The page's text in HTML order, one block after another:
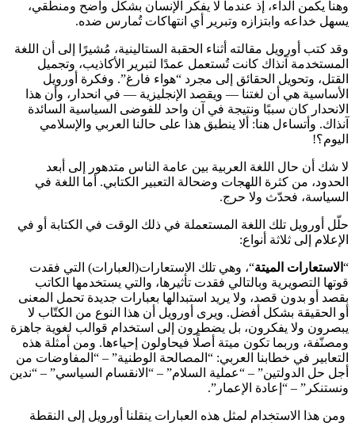
وهنا يكمن الداء، إذ عندما لا يفكر الإنسان بشكل واضح ومنطقي،
يسهل خداعه وابتزازه وتبرير أي انتهاكات تُمارس ضده.
وقد كتب أورويل مقالته أثناء الحقبة الستالينية، مُشيرًا إلى أن اللغة
المستخدمة آنذاك كانت تُستعمل عمدًا لتبرير الأكاذيب، وتجميل
القتل، وتحويل الحقائق إلى مجرد “هواء فارغ”. وفكرة أورويل
الأساسية هي أن لغتنا — ويقصد الإنجليزية — في انحدار، وأن هذا
الانحدار كان سببًا ونتيجة في آن واحد للفوضى السياسية السائدة
آنذاك. وأتساءل هنا: ألا ينطبق هذا على حالنا العربي والإسلامي
اليوم؟!
لا شك أن حال اللغة العربية بين عامة الناس متدهور إلى أبعد
الحدود، من كثرة اللهجات وضحالة التعبير الكتابي. أما اللغة في
السياسة، فحدّث ولا حرج.
حلّل أورويل تلك اللغة المستعملة في ذلك الوقت في الكتابة أو في
الإعلام إلى ثلاثة أنواع:
“ الاستعارات الميتة“، وهي تلك الاستعارات(العبارات) التي فقدت
قوتها التصويرية وبالتالي فقدت تأثيرها، والتي يستخدمها الكاتب
بقصد أو بدون قصد، ولا يريد استبدالها بعبارات جديدة تحمل المعنى
أو الحقيقة بشكل أفضل. ويرى أورويل أن هذا النوع من الكتّاب لا
يبصرون ولا يفكرون، بل يضطرون إلى استخدام قوالب لغوية جاهزة
ومصنّفة، وربما تكون ميتة أصلًا فيحاولون إحياءها. ومن أمثلة هذه
التعابير في خطابنا العربي: “المصالحة الوطنية” – “المفاوضات من
أجل حل الدولتين” – “عملية السلام” – “الانقسام السياسي” – “ندين
ونستنكر” – “إعادة الإعمار”.
ومن هذا الاستخدام لمثل هذه العبارات ينقلنا أورويل إلى النقطة